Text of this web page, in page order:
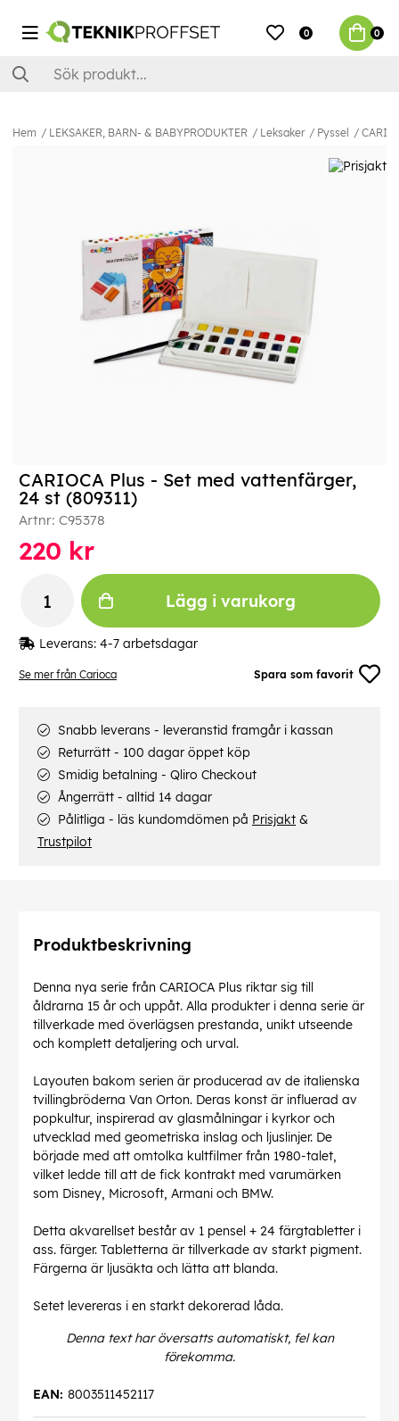
0 0
Hem LEKSAKER, BARN- & BABYPRODUKTER Leksaker Pyssel
Se mer från Carioca Spara som favorit
CARIOCA Plus - Set med vattenfärger,
24 st (809311)
Artnr: C95378
220 kr
Lägg i varukorg
Leverans: 4-7 arbetsdagar
Snabb leverans - leveranstid framgår i kassan
Returrätt - 100 dagar öppet köp
Smidig betalning - Qliro Checkout
Ångerrätt - alltid 14 dagar
Pålitliga - läs kundomdömen på Prisjakt &
Trustpilot
Produktbeskrivning
Denna nya serie från CARIOCA Plus riktar sig till
åldrarna 15 år och uppåt. Alla produkter i denna serie är
tillverkade med överlägsen prestanda, unikt utseende
och komplett detaljering och urval.
Layouten bakom serien är producerad av de italienska
tvillingbröderna Van Orton. Deras konst är influerad av
popkultur, inspirerad av glasmålningar i kyrkor och
utvecklad med geometriska inslag och ljuslinjer. De
började med att omtolka kultfilmer från 1980-talet,
vilket ledde till att de fick kontrakt med varumärken
som Disney, Microsoft, Armani och BMW.
Detta akvarellset består av 1 pensel + 24 färgtabletter i
ass. färger. Tabletterna är tillverkade av starkt pigment.
Färgerna är ljusäkta och lätta att blanda.
Setet levereras i en starkt dekorerad låda.
Denna text har översatts automatiskt, fel kan
förekomma.
8003511452117
EAN: